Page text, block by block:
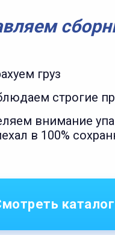
груз
строгие
внимание
в 100%
каталог